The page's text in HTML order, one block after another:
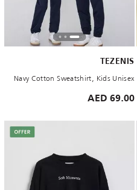
TEZENIS
Navy Cotton Sweatshirt, Kids Unisex
69.00 AED